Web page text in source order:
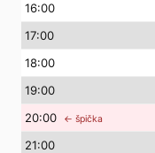
16:00
17:00
18:00
19:00
20:00 ← špička
21:00